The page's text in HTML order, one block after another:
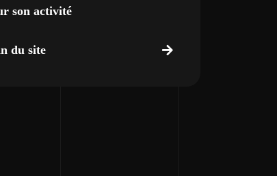
son activité
du site